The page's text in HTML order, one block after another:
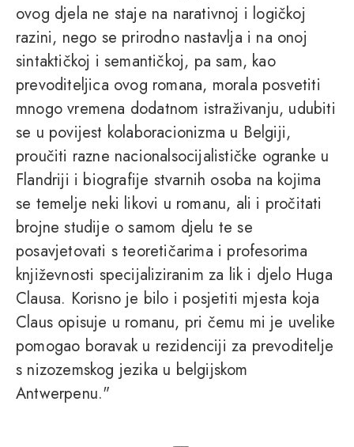
ovog djela ne staje na narativnoj i logičkoj
razini, nego se prirodno nastavlja i na onoj
sintaktičkoj i semantičkoj, pa sam, kao
prevoditeljica ovog romana, morala posvetiti
mnogo vremena dodatnom istraživanju, udubiti
se u povijest kolaboracionizma u Belgiji,
proučiti razne nacionalsocijalističke ogranke u
Flandriji i biografije stvarnih osoba na kojima
se temelje neki likovi u romanu, ali i pročitati
brojne studije o samom djelu te se
posavjetovati s teoretičarima i profesorima
književnosti specijaliziranim za lik i djelo Huga
Clausa. Korisno je bilo i posjetiti mjesta koja
Claus opisuje u romanu, pri čemu mi je uvelike
pomogao boravak u rezidenciji za prevoditelje
s nizozemskog jezika u belgijskom
Antwerpenu."